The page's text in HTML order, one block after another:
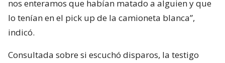
nos enteramos que habían matado a alguien y que
lo tenían en el pick up de la camioneta blanca”,
indicó.
Consultada sobre si escuchó disparos, la testigo